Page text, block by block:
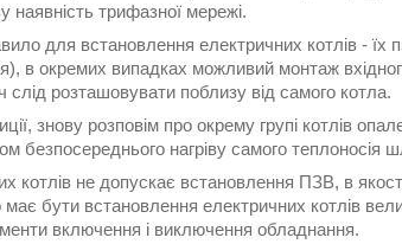
наявність трифазної мережі.
для встановлення електричних котлів - їх
в окремих випадках можливий монтаж
слід розташовувати поблизу від самого котла.
знову розповім про окрему групі котлів
безпосереднього нагріву самого теплоносія
котлів не допускає встановлення ПЗВ, в
бути встановлення електричних котлів
включення і виключення обладнання.